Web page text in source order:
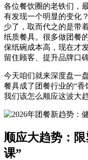
各位餐饮圈的老铁们，
有发现一个明显的变化
少了，取而代之的是带
纸质餐具。很多做团餐
保纸碗成本高，现在才
留住顾客、提升品牌口
今天咱们就来深度盘一
餐具成了团餐行业的“香
我们该怎么顺应这波大趋
顺应大趋势：
课”